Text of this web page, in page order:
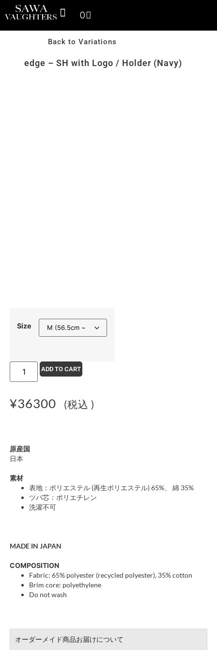
0
Back to Variations
edge – SH with Logo / Holder (Navy)
Size
ADD TO CART
¥36300 (税込 )
原産国
日本
素材
表地：ポリエステル (再生ポリエステル) 65%、 綿 35%
ツバ芯：ポリエチレン
洗濯不可
MADE IN JAPAN
COMPOSITION
Fabric: 65% polyester (recycled polyester), 35% cotton
Brim core: polyethylene
Do not wash
オーダーメイド商品お届けについて